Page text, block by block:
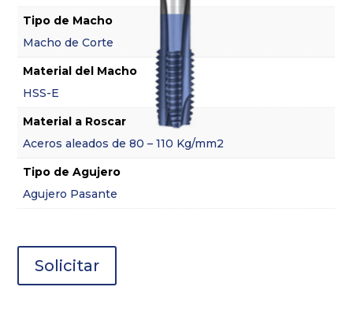
Tipo de Macho
Macho de Corte
Material del Macho
HSS-E
Material a Roscar
Aceros aleados de 80 – 110 Kg/mm2
Tipo de Agujero
Agujero Pasante
Solicitar